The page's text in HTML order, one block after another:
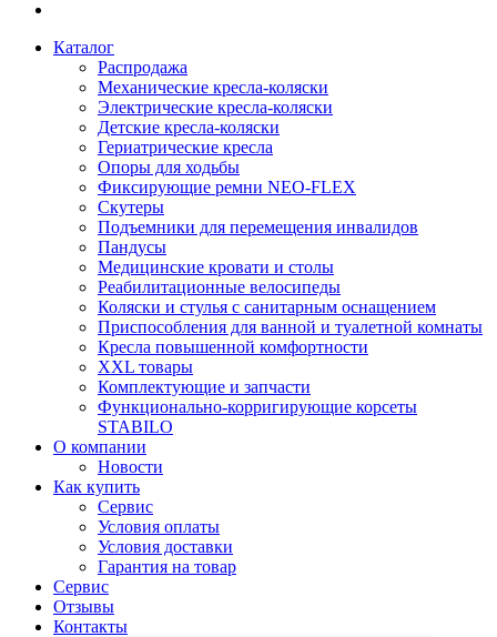
Каталог
Распродажа
Механические кресла-коляски
Электрические кресла-коляски
Детские кресла-коляски
Гериатрические кресла
Опоры для ходьбы
Фиксирующие ремни NEO-FLEX
Скутеры
Подъемники для перемещения инвалидов
Пандусы
Медицинские кровати и столы
Реабилитационные велосипеды
Коляски и стулья с санитарным оснащением
Приспособления для ванной и туалетной комнаты
Кресла повышенной комфортности
XXL товары
Комплектующие и запчасти
Функционально-корригирующие корсеты
STABILO
О компании
Новости
Как купить
Сервис
Условия оплаты
Условия доставки
Гарантия на товар
Сервис
Отзывы
Контакты